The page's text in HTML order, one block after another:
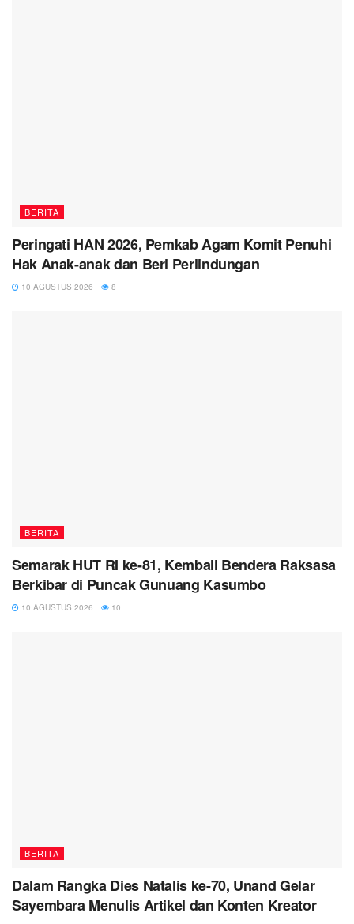
BERITA
Peringati HAN 2026, Pemkab Agam Komit Penuhi
Hak Anak-anak dan Beri Perlindungan
10 AGUSTUS 2026 8
BERITA
Semarak HUT RI ke-81, Kembali Bendera Raksasa
Berkibar di Puncak Gunuang Kasumbo
10 AGUSTUS 2026 10
BERITA
Dalam Rangka Dies Natalis ke-70, Unand Gelar
Sayembara Menulis Artikel dan Konten Kreator